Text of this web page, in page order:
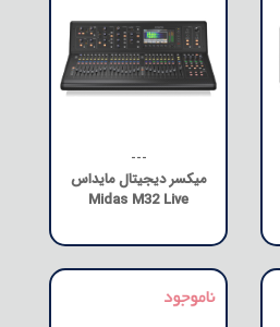
---
میکسر دیجیتال مایداس
Midas M32 Live